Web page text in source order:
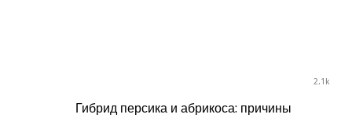
2.1k
Гибрид персика и абрикоса: причины